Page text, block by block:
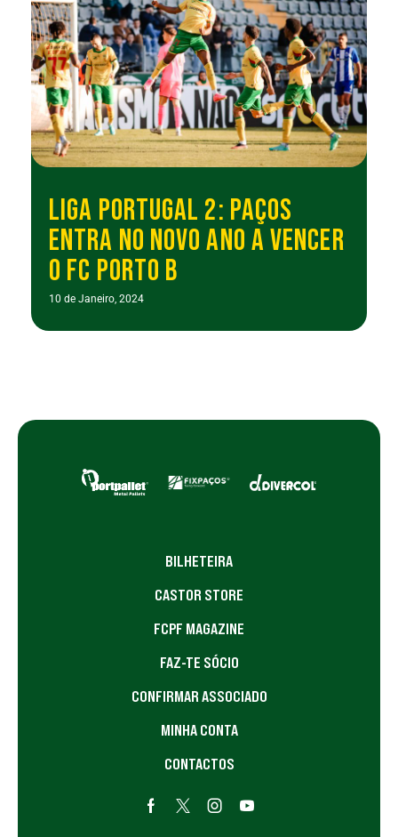
LIGA PORTUGAL 2: PAÇOS
ENTRA NO NOVO ANO A VENCER
O FC PORTO B
10 de Janeiro, 2024
BILHETEIRA
CASTOR STORE
FCPF MAGAZINE
FAZ-TE SÓCIO
CONFIRMAR ASSOCIADO
MINHA CONTA
CONTACTOS